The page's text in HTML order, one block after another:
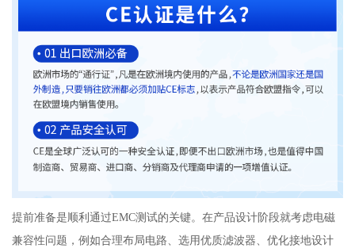
提前准备是顺利通过EMC测试的关键。在产品设计阶段就考虑电磁
兼容性问题，例如合理布局电路、选用优质滤波器、优化接地设计